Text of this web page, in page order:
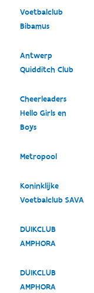
Voetbalclub
Bibamus
Antwerp
Quidditch Club
Cheerleaders
Hello Girls en
Boys
Metropool
Koninklijke
Voetbalclub SAVA
DUIKCLUB
AMPHORA
DUIKCLUB
AMPHORA